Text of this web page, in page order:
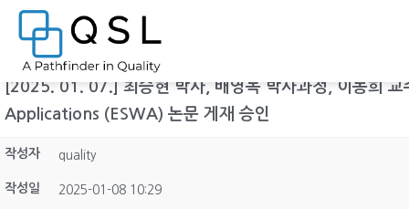
[2025. 01. 07.] 최승현 박사, 배영목 박사과정, 이동희
Applications (ESWA) 논문 게재 승인
작성자 quality
작성일 2025-01-08 10:29